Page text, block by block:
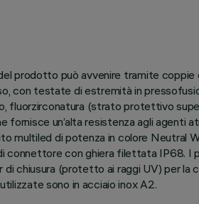
prodotto può avvenire tramite
con testate di estremità in
fluorzirconatura (strato protettivo
un’alta resistenza agli agenti
multiled di potenza in colore Neutral
connettore con ghiera filettata IP68. I
chiusura (protetto ai raggi UV) per la
sono in acciaio inox A2.